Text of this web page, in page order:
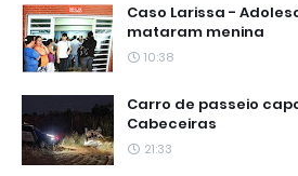
Caso Larissa -
mataram menina
10:38
Carro de passeio
Cabeceiras
21:33